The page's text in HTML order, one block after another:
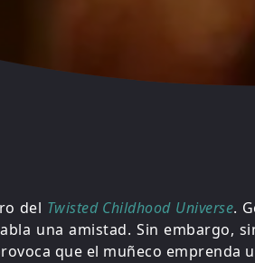
del Twisted Childhood Universe.
una amistad. Sin embargo,
que el muñeco emprenda